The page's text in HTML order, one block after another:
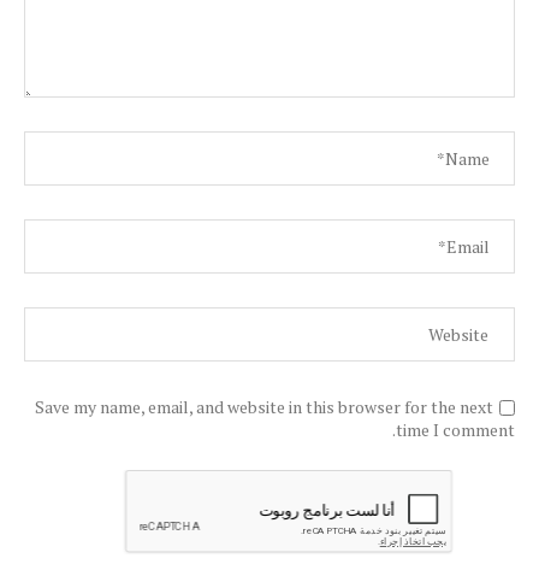
Save my name, email, and website in this browser for the next
time I comment.